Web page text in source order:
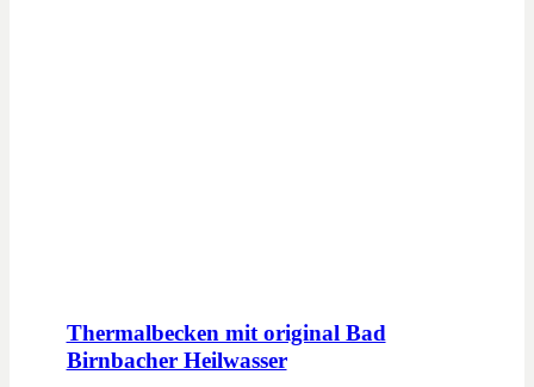
Thermalbecken mit original Bad
Birnbacher Heilwasser